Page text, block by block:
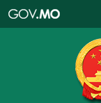
特
政
区
政